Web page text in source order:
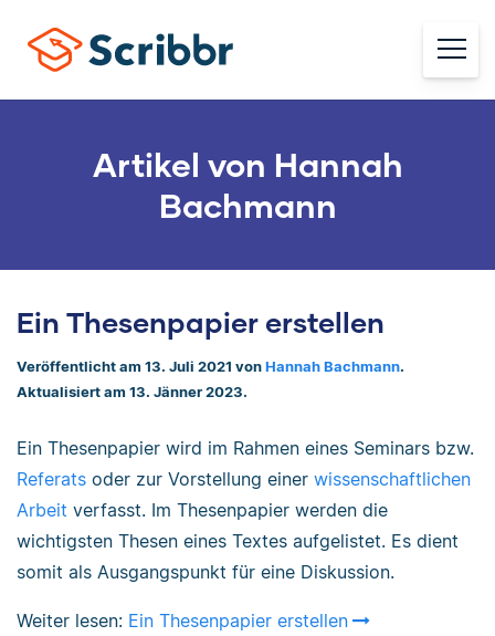
Artikel von Hannah
Bachmann
Ein Thesenpapier erstellen
Veröffentlicht am 13. Juli 2021 von Hannah Bachmann.
Aktualisiert am 13. Jänner 2023.
Ein Thesenpapier wird im Rahmen eines Seminars bzw.
Referats oder zur Vorstellung einer wissenschaftlichen
Arbeit verfasst. Im Thesenpapier werden die
wichtigsten Thesen eines Textes aufgelistet. Es dient
somit als Ausgangspunkt für eine Diskussion.
Weiter lesen: Ein Thesenpapier erstellen